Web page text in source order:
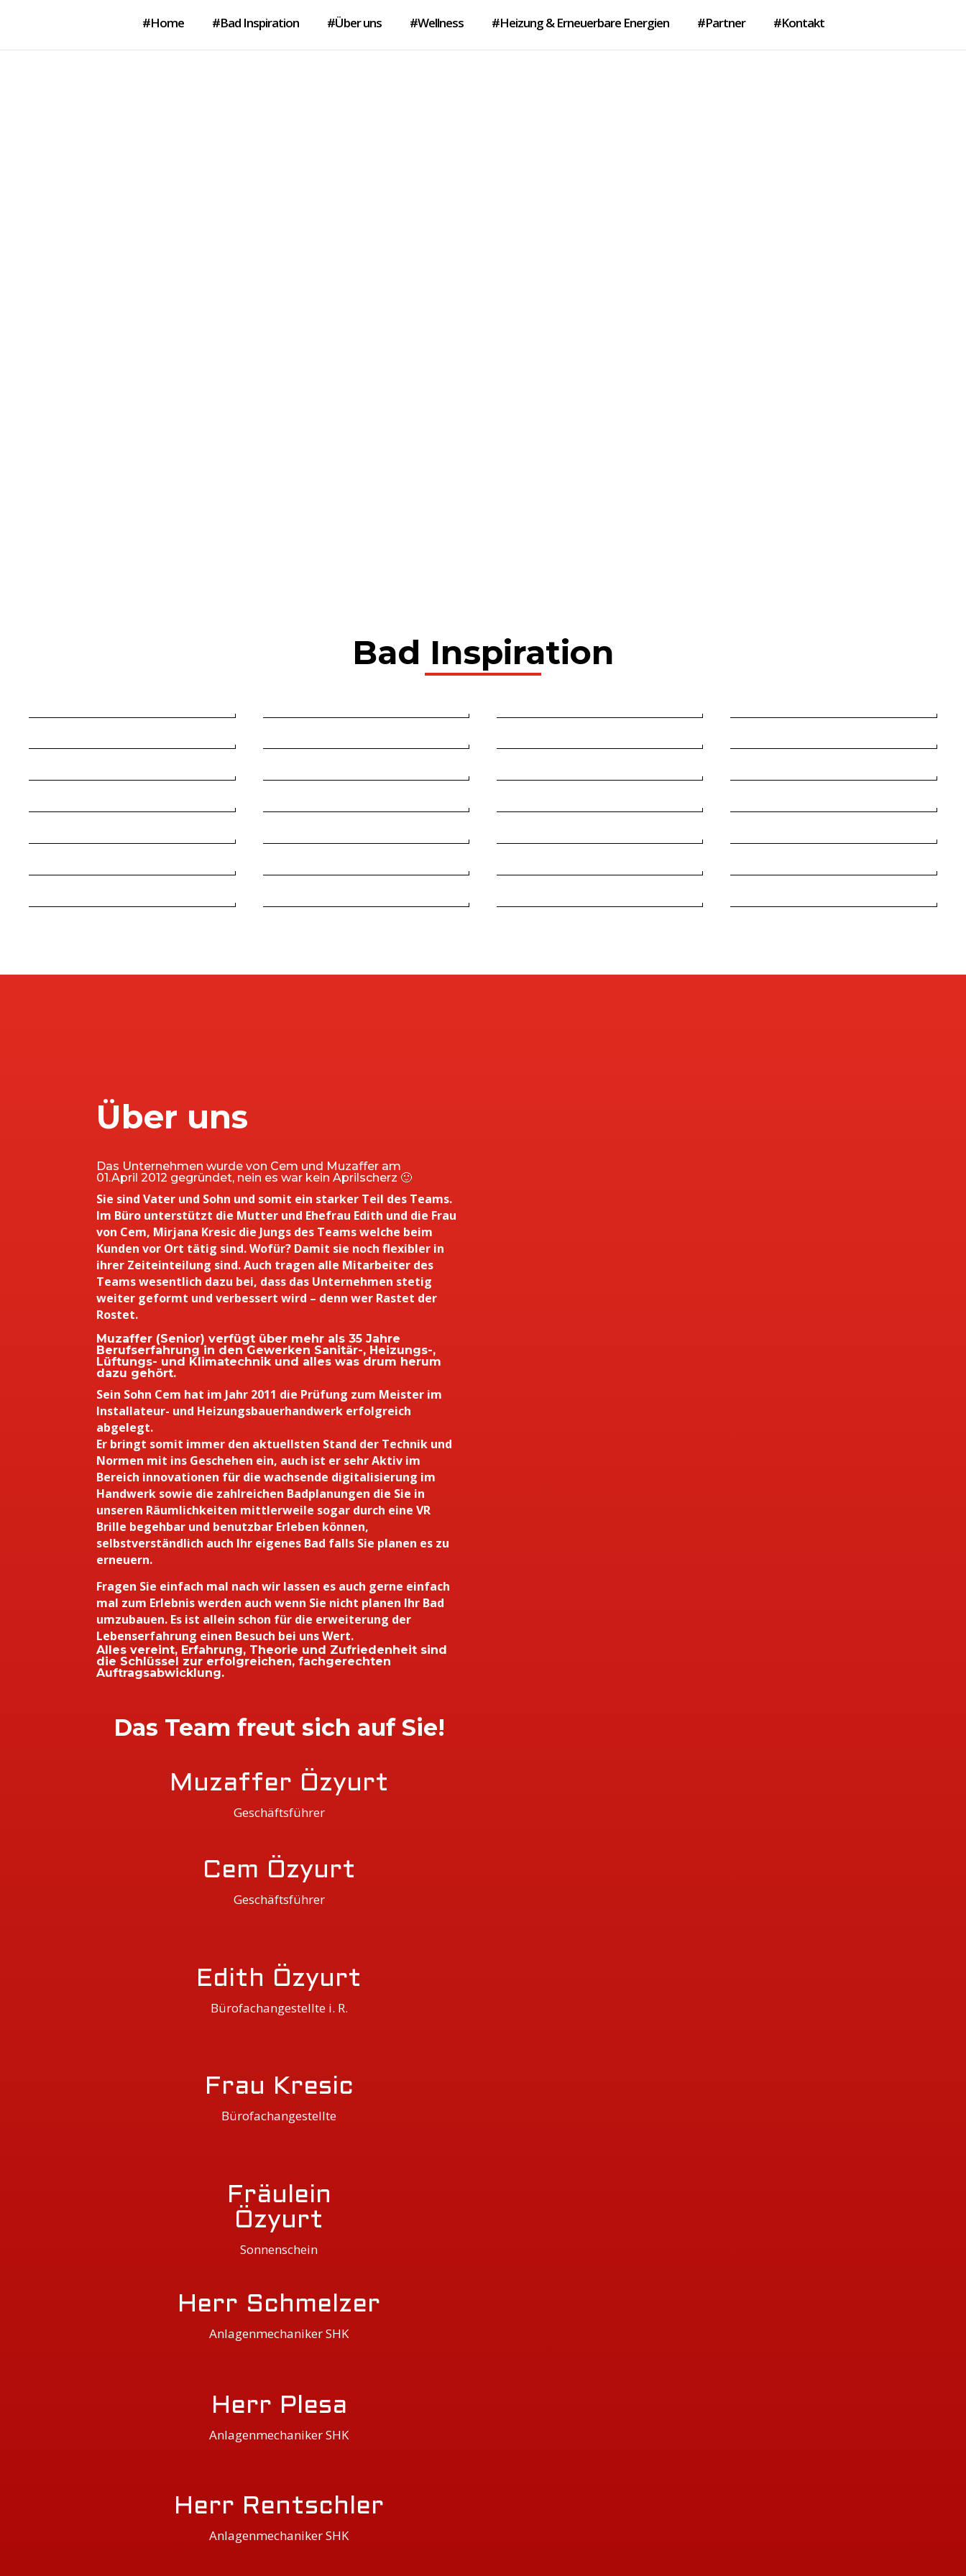
#Home #Bad Inspiration #Über uns #Wellness #Heizung & Erneuerbare Energien #Partner #Kontakt
Bad Inspiration
Über uns
Das Unternehmen wurde von Cem und Muzaffer am
01.April 2012 gegründet, nein es war kein Aprilscherz 🙂
Sie sind Vater und Sohn und somit ein starker Teil des Teams.
Im Büro unterstützt die Mutter und Ehefrau Edith und die Frau
von Cem, Mirjana Kresic die Jungs des Teams welche beim
Kunden vor Ort tätig sind. Wofür? Damit sie noch flexibler in
ihrer Zeiteinteilung sind. Auch tragen alle Mitarbeiter des
Teams wesentlich dazu bei, dass das Unternehmen stetig
weiter geformt und verbessert wird – denn wer Rastet der
Rostet.
Muzaffer (Senior) verfügt über mehr als 35 Jahre
Berufserfahrung in den Gewerken Sanitär-, Heizungs-,
Lüftungs- und Klimatechnik und alles was drum herum
dazu gehört.
Sein Sohn Cem hat im Jahr 2011 die Prüfung zum Meister im
Installateur- und Heizungsbauerhandwerk erfolgreich
abgelegt.
Er bringt somit immer den aktuellsten Stand der Technik und
Normen mit ins Geschehen ein, auch ist er sehr Aktiv im
Bereich innovationen für die wachsende digitalisierung im
Handwerk sowie die zahlreichen Badplanungen die Sie in
unseren Räumlichkeiten mittlerweile sogar durch eine VR
Brille begehbar und benutzbar Erleben können,
selbstverständlich auch Ihr eigenes Bad falls Sie planen es zu
erneuern.
Fragen Sie einfach mal nach wir lassen es auch gerne einfach
mal zum Erlebnis werden auch wenn Sie nicht planen Ihr Bad
umzubauen. Es ist allein schon für die erweiterung der
Lebenserfahrung einen Besuch bei uns Wert.
Alles vereint, Erfahrung, Theorie und Zufriedenheit sind
die Schlüssel zur erfolgreichen, fachgerechten
Auftragsabwicklung.
Das Team freut sich auf Sie!
Muzaffer Özyurt
Geschäftsführer
Cem Özyurt
Geschäftsführer
Edith Özyurt
Bürofachangestellte i. R.
Frau Kresic
Bürofachangestellte
Fräulein
Özyurt
Sonnenschein
Herr Schmelzer
Anlagenmechaniker SHK
Herr Plesa
Anlagenmechaniker SHK
Herr Rentschler
Anlagenmechaniker SHK